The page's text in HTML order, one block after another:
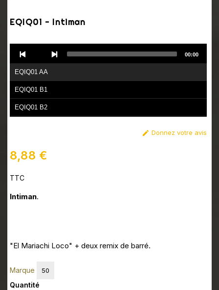
EQIQ01 - Intiman
Player
EQIQ01 AA
EQIQ01 B1
EQIQ01 B2
00:00
 Donnez votre avis
8,88 €
TTC
Intiman.
"El Mariachi Loco" + deux remix de barré.
Marque 50
Quantité